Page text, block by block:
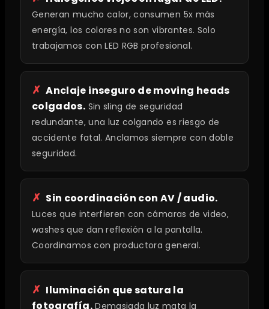
Generan mucho calor, consumen 5x más
energía, los colores no son vibrantes. Solo
trabajamos con LED RGB profesional.
Anclaje inseguro de moving heads
colgados. Sin sling de seguridad
redundante, una luz colgando es riesgo de
accidente fatal. Anclamos siempre con doble
seguridad.
Sin coordinación con AV / audio.
Luces que interfieren con cámaras de video,
washes que dan reflexión a la pantalla.
Coordinamos con productora general.
Iluminación que satura la
fotografía. Demasiada luz mata la